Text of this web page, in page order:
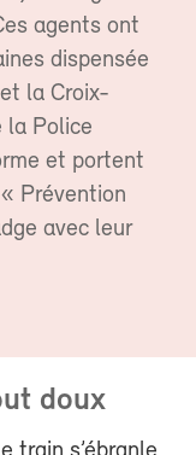
agents ont
dispensée
la Croix-
la Police
et portent
Prévention
avec leur
doux